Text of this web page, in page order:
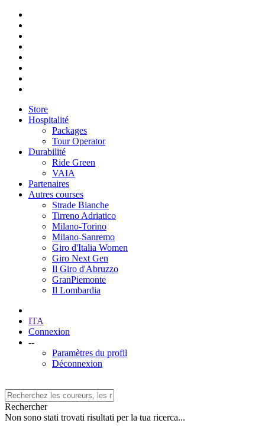
Store
Hospitalité
Packages
Tour Operator
Durabilité
Ride Green
VAIA
Partenaires
Autres courses
Strade Bianche
Tirreno Adriatico
Milano-Torino
Milano-Sanremo
Giro d'Italia Women
Giro Next Gen
Il Giro d'Abruzzo
GranPiemonte
Il Lombardia
ITA
Connexion
--
Paramètres du profil
Déconnexion
Rechercher
Non sono stati trovati risultati per la tua ricerca...